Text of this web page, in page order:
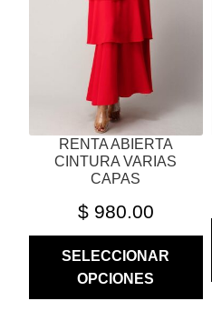
RENTA ABIERTA
CINTURA VARIAS
CAPAS
$980.00
SELECCIONAR
OPCIONES
PUEDEN
PRODUCTO